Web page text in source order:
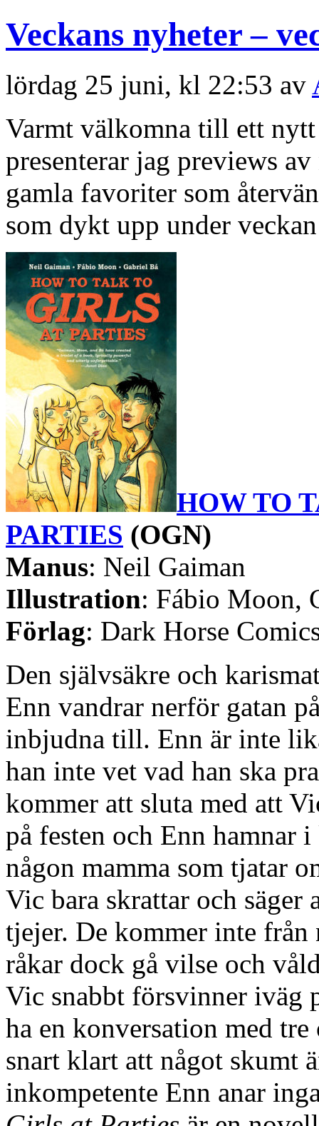
Veckans nyheter –
lördag 25 juni, kl 22:53 av
Varmt välkomna till ett
presenterar jag previews
gamla favoriter som
som dykt upp under
HOW TO
PARTIES (OGN)
Manus: Neil Gaiman
Illustration: Fábio Moon,
Förlag: Dark Horse
Den självsäkre och
Enn vandrar nerför gatan
inbjudna till. Enn är inte
han inte vet vad han ska
kommer att sluta med att
på festen och Enn hamnar
någon mamma som tjatar
Vic bara skrattar och säger
tjejer. De kommer inte från
råkar dock gå vilse och
Vic snabbt försvinner iväg
ha en konversation med
snart klart att något skumt
inkompetente Enn anar